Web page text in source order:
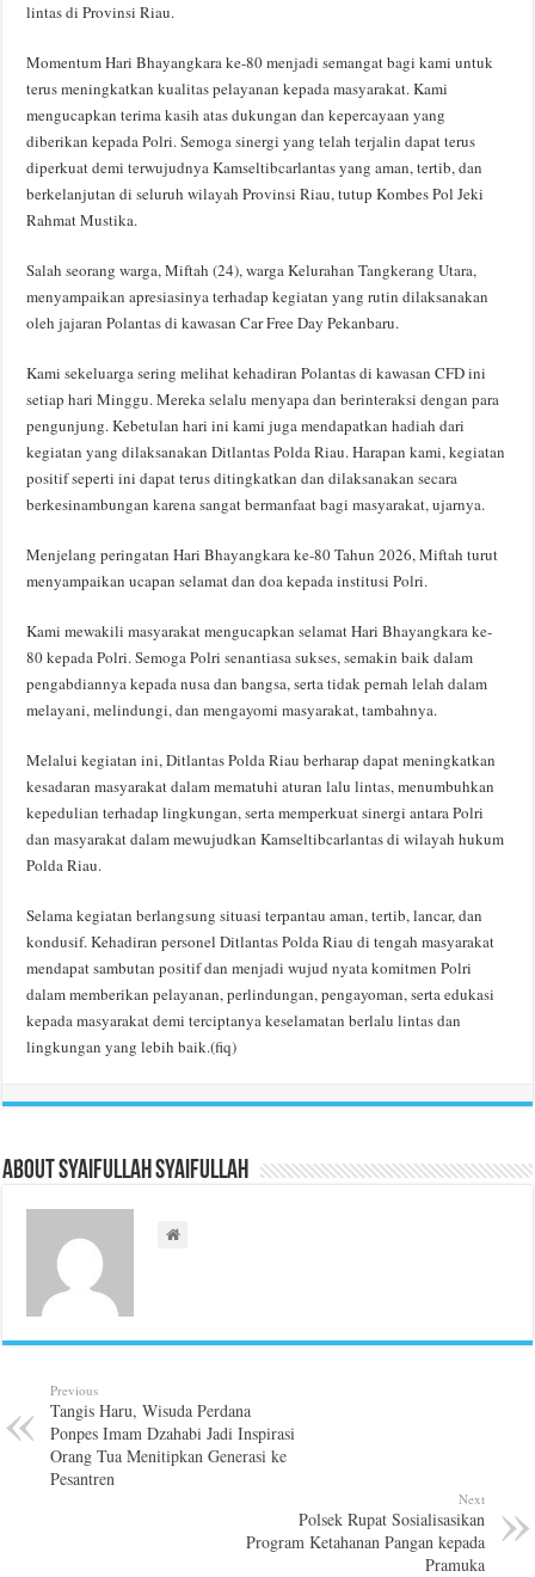
lintas di Provinsi Riau.
Momentum Hari Bhayangkara ke-80 menjadi semangat bagi kami untuk
terus meningkatkan kualitas pelayanan kepada masyarakat. Kami
mengucapkan terima kasih atas dukungan dan kepercayaan yang
diberikan kepada Polri. Semoga sinergi yang telah terjalin dapat terus
diperkuat demi terwujudnya Kamseltibcarlantas yang aman, tertib, dan
berkelanjutan di seluruh wilayah Provinsi Riau, tutup Kombes Pol Jeki
Rahmat Mustika.
Salah seorang warga, Miftah (24), warga Kelurahan Tangkerang Utara,
menyampaikan apresiasinya terhadap kegiatan yang rutin dilaksanakan
oleh jajaran Polantas di kawasan Car Free Day Pekanbaru.
Kami sekeluarga sering melihat kehadiran Polantas di kawasan CFD ini
setiap hari Minggu. Mereka selalu menyapa dan berinteraksi dengan para
pengunjung. Kebetulan hari ini kami juga mendapatkan hadiah dari
kegiatan yang dilaksanakan Ditlantas Polda Riau. Harapan kami, kegiatan
positif seperti ini dapat terus ditingkatkan dan dilaksanakan secara
berkesinambungan karena sangat bermanfaat bagi masyarakat, ujarnya.
Menjelang peringatan Hari Bhayangkara ke-80 Tahun 2026, Miftah turut
menyampaikan ucapan selamat dan doa kepada institusi Polri.
Kami mewakili masyarakat mengucapkan selamat Hari Bhayangkara ke-
80 kepada Polri. Semoga Polri senantiasa sukses, semakin baik dalam
pengabdiannya kepada nusa dan bangsa, serta tidak pernah lelah dalam
melayani, melindungi, dan mengayomi masyarakat, tambahnya.
Melalui kegiatan ini, Ditlantas Polda Riau berharap dapat meningkatkan
kesadaran masyarakat dalam mematuhi aturan lalu lintas, menumbuhkan
kepedulian terhadap lingkungan, serta memperkuat sinergi antara Polri
dan masyarakat dalam mewujudkan Kamseltibcarlantas di wilayah hukum
Polda Riau.
Selama kegiatan berlangsung situasi terpantau aman, tertib, lancar, dan
kondusif. Kehadiran personel Ditlantas Polda Riau di tengah masyarakat
mendapat sambutan positif dan menjadi wujud nyata komitmen Polri
dalam memberikan pelayanan, perlindungan, pengayoman, serta edukasi
kepada masyarakat demi terciptanya keselamatan berlalu lintas dan
lingkungan yang lebih baik.(fiq)
About Syaifullah Syaifullah
Previous
Tangis Haru, Wisuda Perdana
Ponpes Imam Dzahabi Jadi Inspirasi
Orang Tua Menitipkan Generasi ke
Pesantren
Next
Polsek Rupat Sosialisasikan
Program Ketahanan Pangan kepada
Pramuka